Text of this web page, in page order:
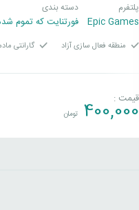
پلتفرم
Epic Games
دسته بندی
فورتنایت که تموم
منطقه فعال سازی آزاد گارانتی
قیمت :
400,000 تومان